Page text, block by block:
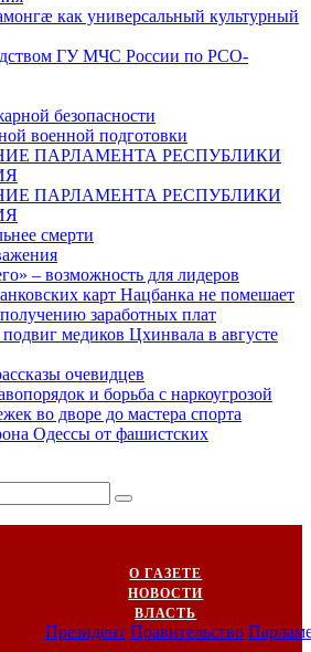
как универсальный культурный
ГУ МЧС России по РСО-
безопасности
военной подготовки
ПАРЛАМЕНТА РЕСПУБЛИКИ
ПАРЛАМЕНТА РЕСПУБЛИКИ
смерти
– возможность для лидеров
карт Нацбанка не помешает
заработных плат
медиков Цхинвала в августе
очевидцев
и борьба с наркоугрозой
во дворе до мастера спорта
Одессы от фашистских
О ГАЗЕТЕ
НОВОСТИ
ВЛАСТЬ
Президент Правительство